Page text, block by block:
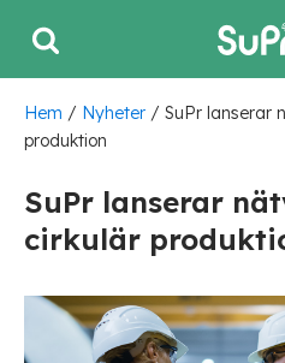
Hem / Nyheter / SuPr lanserar
produktion
SuPr lanserar
cirkulär